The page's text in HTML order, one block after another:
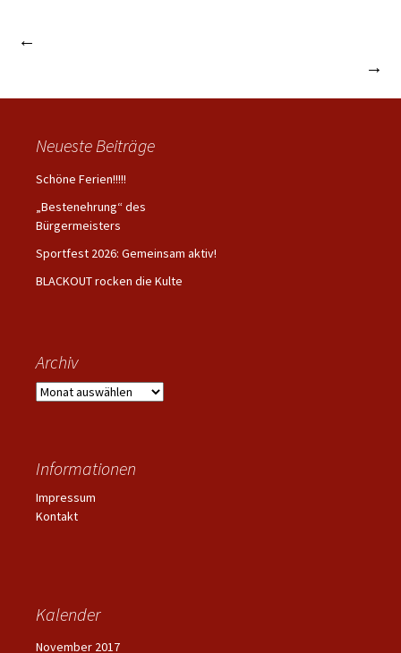
Beitrags-
Navigation
←
→
Neueste Beiträge
Schöne Ferien!!!!!
„Bestenehrung“ des
Bürgermeisters
Sportfest 2026: Gemeinsam aktiv!
BLACKOUT rocken die Kulte
Archiv
Archiv
Informationen
Impressum
Kontakt
Kalender
November 2017